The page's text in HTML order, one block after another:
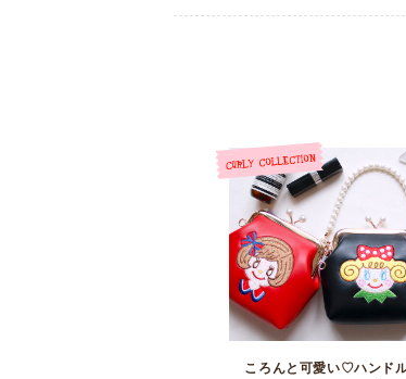
ころんと可愛い♡ハンド